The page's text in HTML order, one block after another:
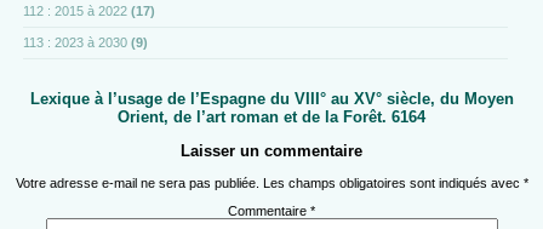
112 : 2015 à 2022 (17)
113 : 2023 à 2030 (9)
Lexique à l’usage de l’Espagne du VIII° au XV° siècle, du Moyen
Orient, de l’art roman et de la Forêt. 6164
Laisser un commentaire
Votre adresse e-mail ne sera pas publiée. Les champs obligatoires sont indiqués avec *
Commentaire *